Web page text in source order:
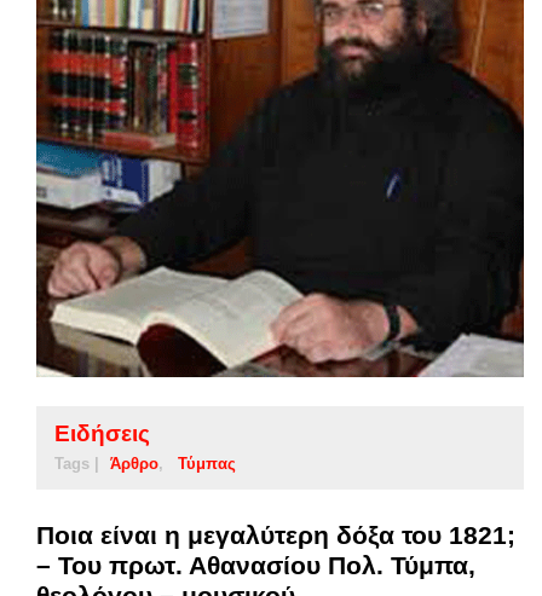
Ειδήσεις
Tags | Άρθρο Τύμπας
Ποια είναι η μεγαλύτερη δόξα του 1821;
– Του πρωτ. Αθανασίου Πολ. Τύμπα,